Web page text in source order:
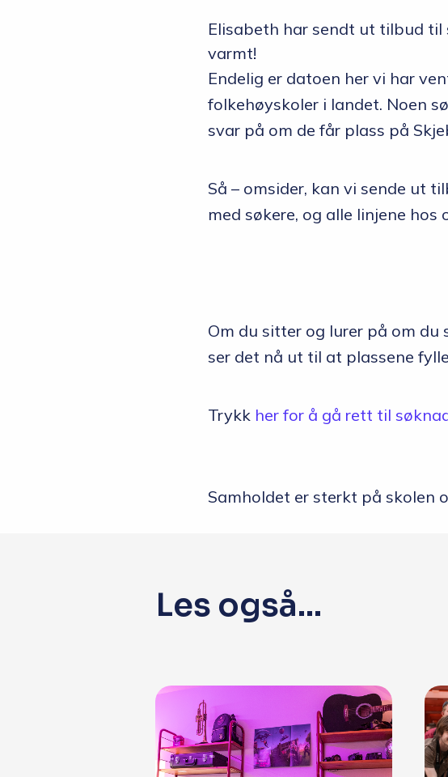
Elisabeth har sendt ut tilbud
varmt!
Endelig er datoen her vi har
folkehøyskoler i landet. Noen
svar på om de får plass på
Så – omsider, kan vi sende ut
med søkere, og alle linjene hos
Om du sitter og lurer på om du
ser det nå ut til at plassene
Trykk her for å gå rett til
Samholdet er sterkt på skolen
Les også...